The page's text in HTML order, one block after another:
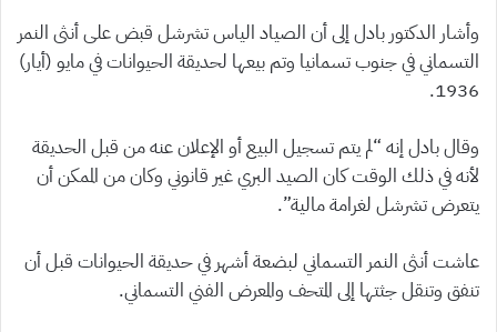
وأشار الدكتور بادل إلى أن الصياد الياس تشرشل قبض على أنثى النمر
التسماني في جنوب تسمانيا وتم بيعها لحديقة الحيوانات في مايو (أيار)
1936.
وقال بادل إنه “لم يتم تسجيل البيع أو الإعلان عنه من قبل الحديقة
لأنه في ذلك الوقت كان الصيد البري غير قانوني وكان من الممكن أن
يتعرض تشرشل لغرامة مالية”.
عاشت أنثى النمر التسماني لبضعة أشهر في حديقة الحيوانات قبل أن
تنفق وتنقل جثتها إلى المتحف والمعرض الفني التسماني.